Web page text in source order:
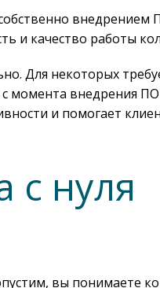
внедрением
и качество работы
Для некоторых
момента внедрения
и помогает
с нуля
вы понимаете